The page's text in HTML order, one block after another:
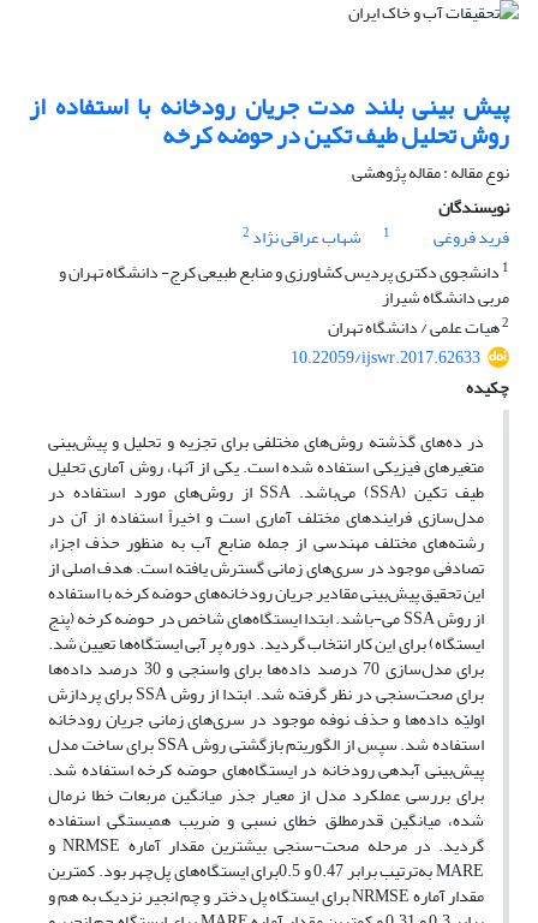
پیش بینی بلند مدت جریان رودخانه با استفاده از
روش تحلیل طیف تکین در حوضه کرخه
نوع مقاله : مقاله پژوهشی
نویسندگان
فرید فروغی
1 شهاب عراقی نژاد 2
1 دانشجوی دکتری پردیس کشاورزی و منابع طبیعی کرج- دانشگاه تهران و
مربی دانشگاه شیراز
2هیات علمی / دانشگاه تهران
10.22059/ijswr.2017.62633
چکیده
در ده‌های گذشته روش‌های مختلفی برای تجزیه و تحلیل و پیش‌بینی
متغیرهای فیزیکی استفاده شده است. یکی از آنها، روش آماری تحلیل
طیف تکین (SSA) می‌باشد. SSA از روش‌های مورد استفاده در
مدل‌سازی فرایندهای مختلف آماری است و اخیراً استفاده از آن در
رشته‌های مختلف مهندسی از جمله منابع آب به منظور حذف اجزاء
تصادفی موجود در سری‌های زمانی گسترش یافته است. هدف اصلی از
این تحقیق پیش‌بینی مقادیر جریان رودخانه‌های حوضه کرخه با استفاده
از روش SSA می-باشد. ابتدا ایستگاه‌های شاخص در حوضه کرخه (پنج
ایستگاه) برای این کار انتخاب گردید. دوره پر آبی ایستگاه‌ها تعیین شد.
برای مدل‌سازی 70 درصد داده‌ها برای واسنجی و 30 درصد داده‌ها
برای صحت‌سنجی در نظر گرفته شد. ابتدا از روش SSA برای پردازش
اولیّه داده‌ها و حذف نوفه موجود در سری‌های زمانی جریان رودخانه
استفاده شد. سپس از الگوریتم بازگشتی روش SSA برای ساخت مدل
پیش‌بینی آبدهی رودخانه در ایستگاه‌های حوضه کرخه استفاده شد.
برای بررسی عملکرد مدل از معیار جذر میانگین مربعات خطا نرمال
شده، میانگین قدرمطلق خطای نسبی و ضریب همبستگی استفاده
گردید. در مرحله صحت-سنجی بیشترین مقدار آماره NRMSE و
MARE به‌ترتیب برابر 0.47 و 0.5برای ایستگاه‌های پل‌چهر بود. کمترین
مقدار آماره NRMSE برای ایستگاه پل دختر و چم انجیر نزدیک به هم و